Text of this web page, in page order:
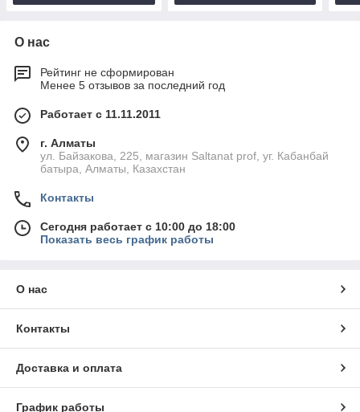
О нас
Рейтинг не сформирован
Менее 5 отзывов за последний год
Работает с 11.11.2011
г. Алматы
ул. Байзакова, 225, магазин Saltanat prof, уг. Кабанбай
батыра, Алматы, Казахстан
Контакты
Сегодня работает с 10:00 до 18:00
Показать весь график работы
О нас
Контакты
Доставка и оплата
График работы